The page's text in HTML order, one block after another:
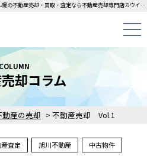
不動産売却 Vol.1｜不動産売却コラム｜旭川・札幌の不動産売却・買取・査定なら不動産売却専門店カウイエにお任せください！中古一戸建て・マンション・土地の即日無料査定・即金買取を行っています！
動産の売却 > 不動産売却 Vol.1
COLUMN
却コラム
査定 旭川不動産 中古物件